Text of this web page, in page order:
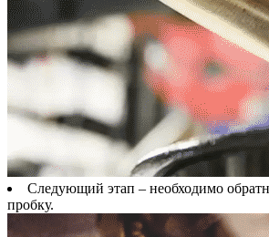
Следующий этап – необходимо
пробку.